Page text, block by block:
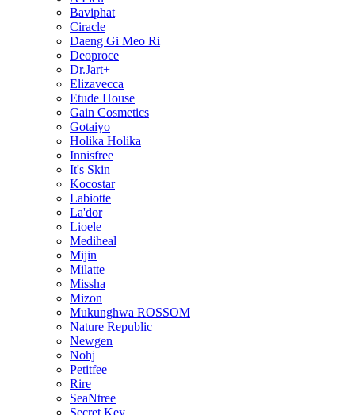
Baviphat
Ciracle
Daeng Gi Meo Ri
Deoproce
Dr.Jart+
Elizavecca
Etude House
Gain Cosmetics
Gotaiyo
Holika Holika
Innisfree
It's Skin
Kocostar
Labiotte
La'dor
Lioele
Mediheal
Mijin
Milatte
Missha
Mizon
Mukunghwa ROSSOM
Nature Republic
Newgen
Nohj
Petitfee
Rire
SeaNtree
Secret Key